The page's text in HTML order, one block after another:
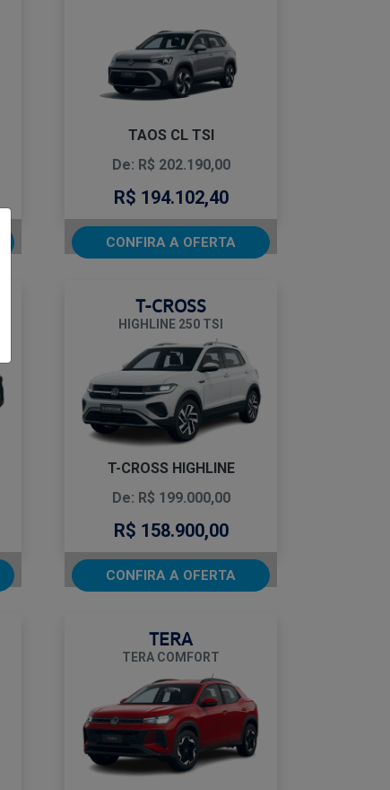
TAOS CL TSI
De: R$ 202.190,00
R$ 194.102,40
CONFIRA A OFERTA
T-CROSS
HIGHLINE 250 TSI
T-CROSS HIGHLINE
De: R$ 199.000,00
R$ 158.900,00
CONFIRA A OFERTA
TERA
TERA COMFORT